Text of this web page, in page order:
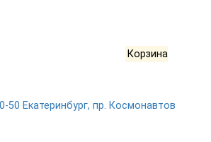
Корзина
50 Екатеринбург, пр. Космонавтов